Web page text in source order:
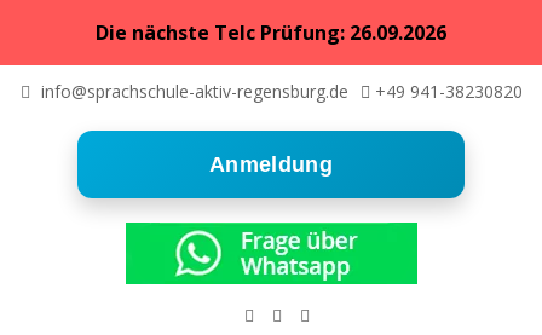
Die nächste Telc Prüfung: 26.09.2026
info@sprachschule-aktiv-regensburg.de +49 941-38230820
Anmeldung